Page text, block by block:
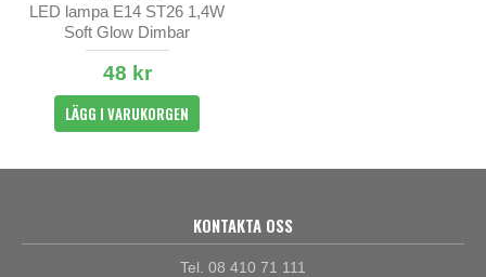
LED lampa E14 ST26 1,4W
Soft Glow Dimbar
48 kr
LÄGG I VARUKORGEN
KONTAKTA OSS
Tel. 08 410 71 111